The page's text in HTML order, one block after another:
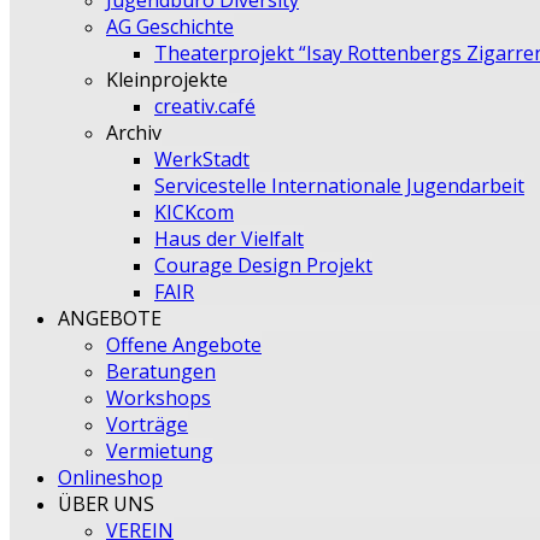
AG Geschichte
Theaterprojekt “Isay Rottenbergs
Kleinprojekte
creativ.café
Archiv
WerkStadt
Servicestelle Internationale Jugendarbeit
KICKcom
Haus der Vielfalt
Courage Design Projekt
FAIR
ANGEBOTE
Offene Angebote
Beratungen
Workshops
Vorträge
Vermietung
Onlineshop
ÜBER UNS
VEREIN